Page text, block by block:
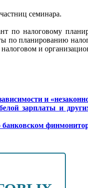
семинара.
по налоговому
по планированию
и
и
зарплаты и